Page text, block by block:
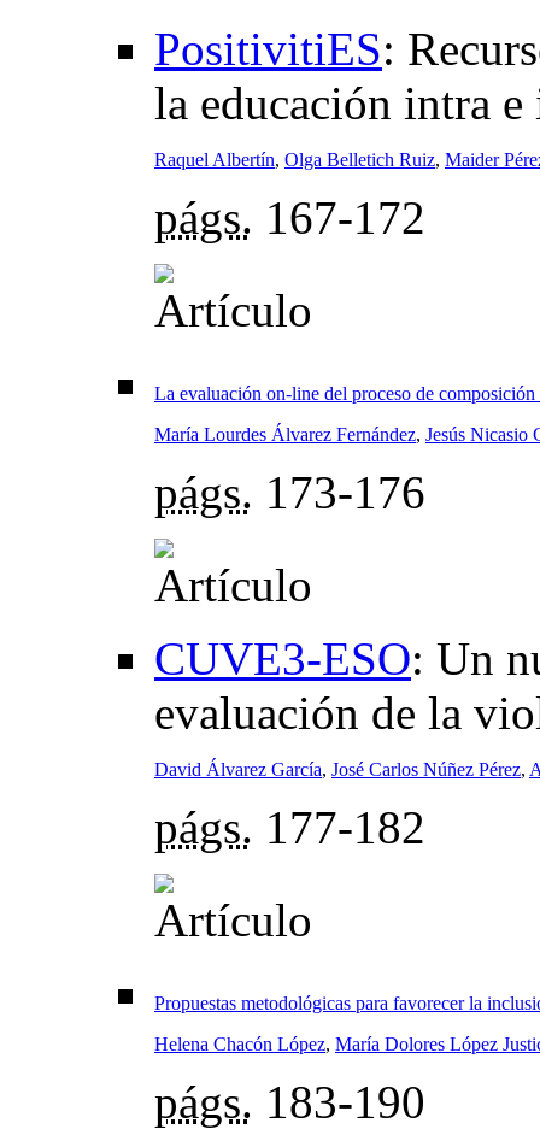
PositivitiES:
la educación intra e
Raquel Albertín, Olga Belletich Ruiz, Maider
págs. 167-172
La evaluación on-line del proceso de composición
María Lourdes Álvarez Fernández, Jesús Nicasio
págs. 173-176
CUVE3-ESO: Un
evaluación de la
David Álvarez García, José Carlos Núñez Pérez,
págs. 177-182
Propuestas metodológicas para favorecer la
Helena Chacón López, María Dolores López
págs. 183-190